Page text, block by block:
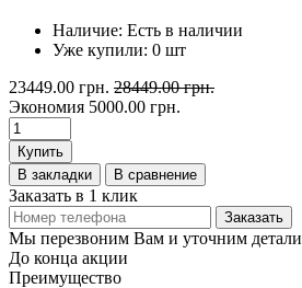
Наличие: Есть в наличии
Уже купили: 0 шт
23449.00 грн. 28449.00 грн.
Экономия 5000.00 грн.
Купить
В закладки
В сравнение
Заказать в 1 клик
Заказать
Мы перезвоним Вам и уточним детали
До конца акции
Преимущество